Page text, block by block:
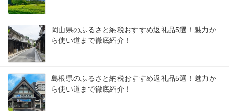
岡山県のふるさと納税おすすめ返礼品5選！魅力か
ら使い道まで徹底紹介！
島根県のふるさと納税おすすめ返礼品5選！魅力か
ら使い道まで徹底紹介！